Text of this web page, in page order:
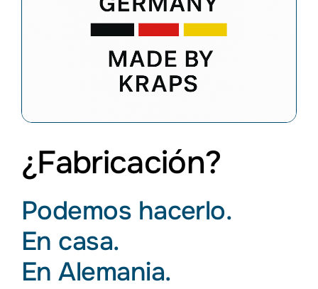
Servicios industriales
La empresa
¿Fabricación?
Podemos hacerlo.
En casa.
En Alemania.